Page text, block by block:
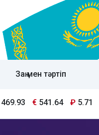
Заң мен тәртіп
469.93 € 541.64 ₽ 5.71